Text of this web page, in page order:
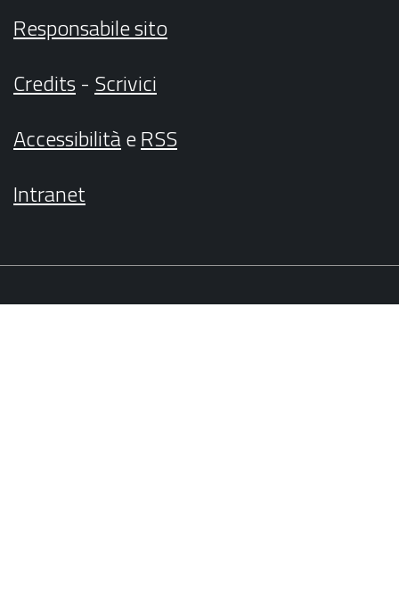
Responsabile sito
Credits- Scrivici
AccessibilitàeRSS
Intranet